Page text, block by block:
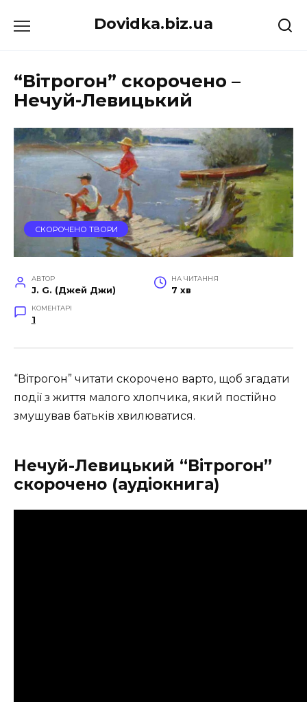
до
Dovidka.biz.ua
“Вітрогон” скорочено –
Нечуй-Левицький
СКОРОЧЕНО ТВОРИ
АВТОР
J. G. (Джей Джи)
НА ЧИТАННЯ
7 хв
КОМЕНТАРІ
1
“Вітрогон” читати скорочено варто, щоб згадати
події з життя малого хлопчика, який постійно
змушував батьків хвилюватися.
Нечуй-Левицький “Вітрогон”
скорочено (аудіокнига)